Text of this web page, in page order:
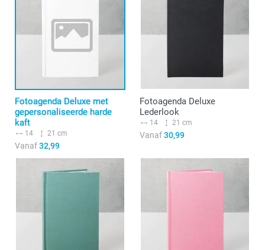
Fotoagenda Deluxe met
gepersonaliseerde harde
kaft
14 21 cm
Vanaf32,99
Fotoagenda Deluxe
Lederlook
14 21 cm
Vanaf30,99